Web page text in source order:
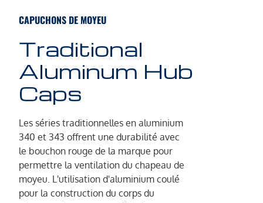
CAPUCHONS DE MOYEU
Traditional
Aluminum Hub
Caps
Les séries traditionnelles en aluminium
340 et 343 offrent une durabilité avec
le bouchon rouge de la marque pour
permettre la ventilation du chapeau de
moyeu. L'utilisation d'aluminium coulé
pour la construction du corps du